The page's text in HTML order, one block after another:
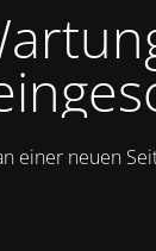
einer neuen